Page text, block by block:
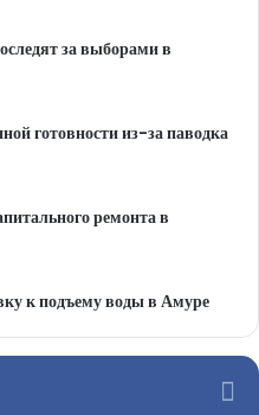
за выборами в
готовности из-за паводка
ремонта в
к подъему воды в Амуре